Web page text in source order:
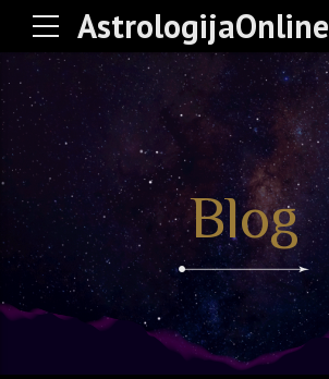
AstrologijaOnline
Blog